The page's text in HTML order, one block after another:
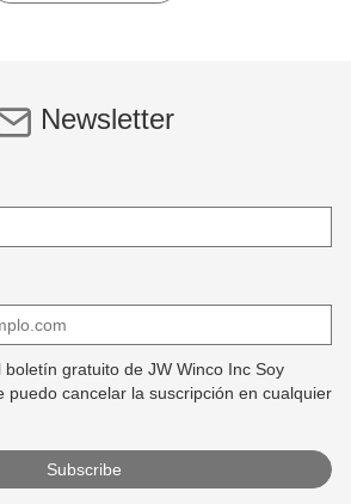
Newsletter
boletín gratuito de JW Winco Inc Soy
puedo cancelar la suscripción en cualquier